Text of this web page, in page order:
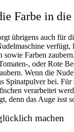
Farbe in die
übrigens auch für
verfügt,
sowie Farben
, oder Rote
Wenn die
Spinatpulver bei.
verarbeitet
denn das Auge isst
machen